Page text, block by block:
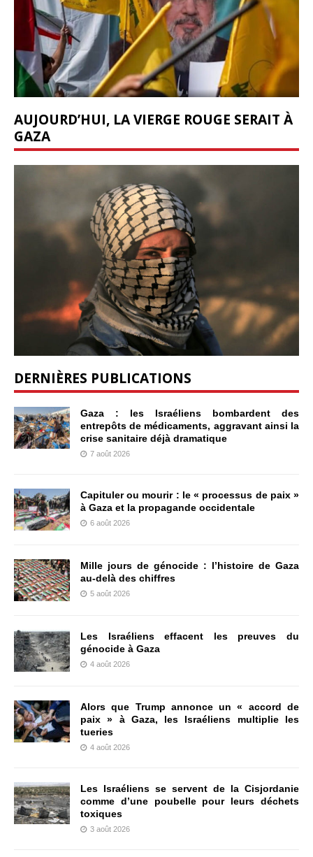
AUJOURD’HUI, LA VIERGE ROUGE SERAIT À
GAZA
DERNIÈRES PUBLICATIONS
Gaza : les Israéliens bombardent des
entrepôts de médicaments, aggravant ainsi la
crise sanitaire déjà dramatique
7 août 2026
Capituler ou mourir : le « processus de paix »
à Gaza et la propagande occidentale
6 août 2026
Mille jours de génocide : l’histoire de Gaza
au-delà des chiffres
5 août 2026
Les Israéliens effacent les preuves du
génocide à Gaza
4 août 2026
Alors que Trump annonce un « accord de
paix » à Gaza, les Israéliens multiplie les
tueries
4 août 2026
Les Israéliens se servent de la Cisjordanie
comme d’une poubelle pour leurs déchets
toxiques
3 août 2026